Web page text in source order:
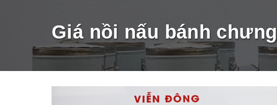
Giá nồi nấu bánh chưng
THIẾT BỊ NHÀ BẾP
THIẾT BỊ NHÀ BẾP CAO CẤP